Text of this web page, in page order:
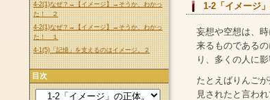
1-2「イメージ
妄想や空想は、
来るものである
り、多くの人に
たとえばりんご
見されたと言わ
4-2(1)なぜ？→【イメージ】→そうか、わかっ
た！ ２
4-2(1)なぜ？→【イメージ】→そうか、わかっ
た！ １
4-1(5)「記憶」を支えるのはイメージ。２
目次